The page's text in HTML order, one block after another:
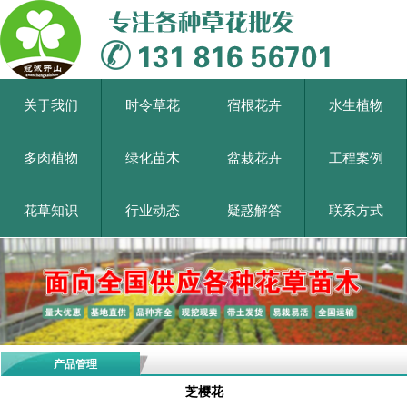
关于我们 时令草花 宿根花卉 水生植物
多肉植物 绿化苗木 盆栽花卉 工程案例
花草知识 行业动态 疑惑解答 联系方式
产品管理
芝樱花